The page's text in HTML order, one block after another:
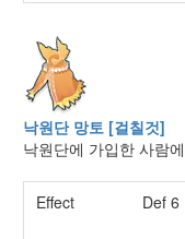
낙원단 망토 [걸칠것]
낙원단에 가입한 사람
Effect Def 6